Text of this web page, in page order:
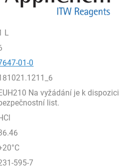
L
01-0
Na vyžádání je k dispozici
list.
595-7